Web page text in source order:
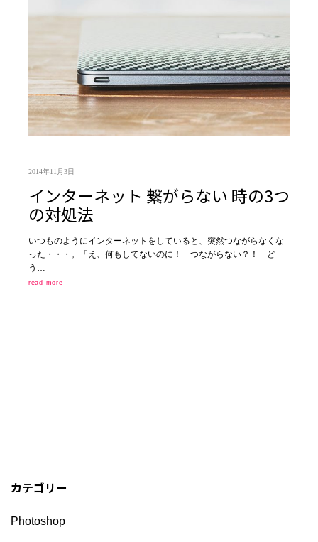
2014年11月3日
インターネット 繋がらない 時の3つ
の対処法
いつものようにインターネットをしていると、突然つながらなくな
った・・・。「え、何もしてないのに！ つながらない？！ ど
う…
read more
カテゴリー
Photoshop